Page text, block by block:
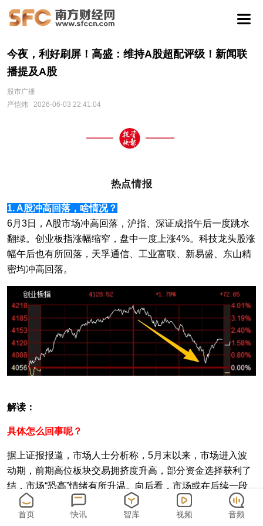
今夜，利好刷屏！高盛：维持A股超配评级！新闻联
播提及A股
股市广播
严恺炜
2026-06-03 22:41:04
热点情报
1. A股冲高回落，啥情况？
6月3日，A股市场冲高回落，沪指、深证成指午后一度跳水
翻绿。创业板指涨幅缩窄，盘中一度上涨4%。科技龙头股涨
幅午后也有所回落，天孚通信、工业富联、新易盛、东山精
密均冲高回落。
解读：
具体怎么回事呢？
据上证报报道， 市场人士分析称，5月末以来，市场进入波
动期，前期高位板块交易拥挤度升高，部分资金选择获利了
结，市场“恐高”情绪有所升温。向后看，市场或在后续一段
时间进入“轮动”模式。从中长期来看，科技方向依然是全球
后续博弈的重点方向。
首页 快讯 智库 视频 音频